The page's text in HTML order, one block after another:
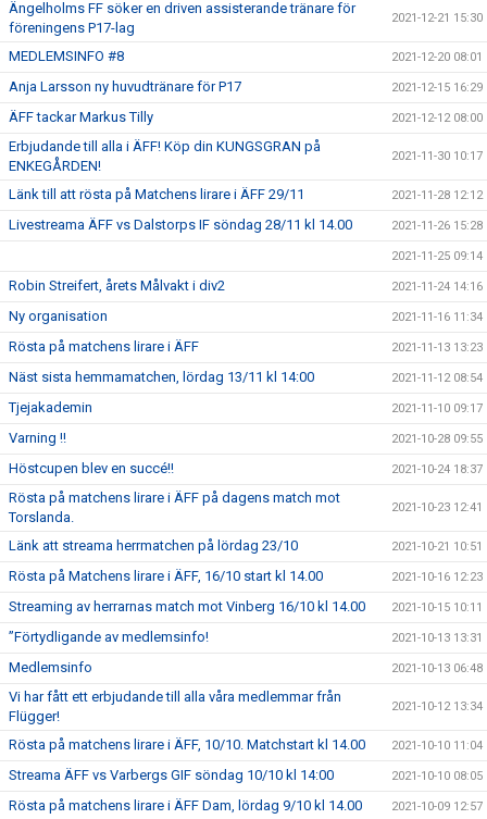
Ängelholms FF söker en driven assisterande tränare för
föreningens P17-lag
2021-12-21 15:30
MEDLEMSINFO #8 2021-12-20 08:01
Anja Larsson ny huvudtränare för P17 2021-12-15 16:29
ÄFF tackar Markus Tilly 2021-12-12 08:00
Erbjudande till alla i ÄFF! Köp din KUNGSGRAN på
ENKEGÅRDEN!
2021-11-30 10:17
Länk till att rösta på Matchens lirare i ÄFF 29/11 2021-11-28 12:12
Livestreama ÄFF vs Dalstorps IF söndag 28/11 kl 14.00 2021-11-26 15:28
2021-11-25 09:14
Robin Streifert, årets Målvakt i div2 2021-11-24 14:16
Ny organisation 2021-11-16 11:34
Rösta på matchens lirare i ÄFF 2021-11-13 13:23
Näst sista hemmamatchen, lördag 13/11 kl 14:00 2021-11-12 08:54
Tjejakademin 2021-11-10 09:17
Varning !! 2021-10-28 09:55
Höstcupen blev en succé!! 2021-10-24 18:37
Rösta på matchens lirare i ÄFF på dagens match mot
Torslanda.
2021-10-23 12:41
Länk att streama herrmatchen på lördag 23/10 2021-10-21 10:51
Rösta på Matchens lirare i ÄFF, 16/10 start kl 14.00 2021-10-16 12:23
Streaming av herrarnas match mot Vinberg 16/10 kl 14.00 2021-10-15 10:11
”Förtydligande av medlemsinfo! 2021-10-13 13:31
Medlemsinfo 2021-10-13 06:48
Vi har fått ett erbjudande till alla våra medlemmar från
Flügger!
2021-10-12 13:34
Rösta på matchens lirare i ÄFF, 10/10. Matchstart kl 14.00 2021-10-10 11:04
Streama ÄFF vs Varbergs GIF söndag 10/10 kl 14:00 2021-10-10 08:05
Rösta på matchens lirare i ÄFF Dam, lördag 9/10 kl 14.00 2021-10-09 12:57